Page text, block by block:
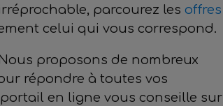
parcourez les offres
celui qui vous correspond.
proposons de nombreux
répondre à toutes vos
en ligne vous conseille sur